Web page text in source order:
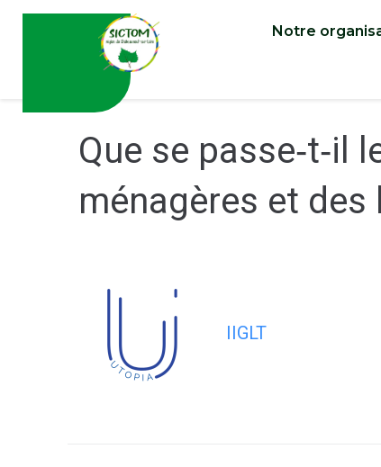
Notre
Que se passe‐t‐il
ménagères et des
IIGLT